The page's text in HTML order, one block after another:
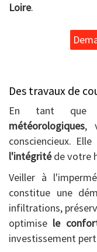
Loire.
Des travaux de
En tant que
météorologiques,
consciencieux.
l'intégritéde votre
Veiller à
constitue une
infiltrations,
optimise le
investissement